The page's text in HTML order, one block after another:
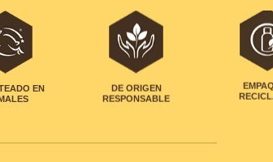
EN
DE ORIGEN
RESPONSABLE